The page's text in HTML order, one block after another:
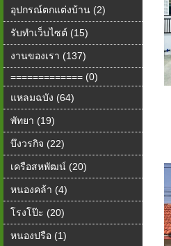
อุปกรณ์ตกแต่งบ้าน (2)
รับทำเว็บไซต์ (15)
งานของเรา (137)
============= (0)
แหลมฉบัง (64)
พัทยา (19)
บึงวรกิจ (22)
เครือสหพัฒน์ (20)
หนองคล้า (4)
โรงโป๊ะ (20)
หนองปรือ (1)